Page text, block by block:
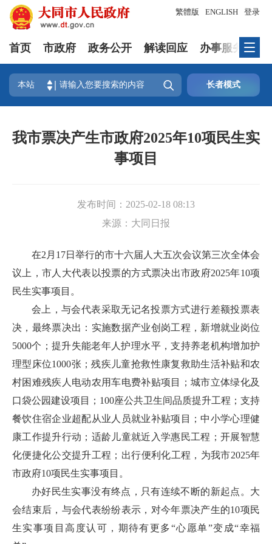
登录
繁體版 ENGLISH
首页 市政府 政务公开 解读回应 办事服务
本站  长者模式
我市票决产生市政府2025年10项民生实
事项目
发布时间： 2025-02-18 08:13
来源： 大同日报
在2月17日举行的市十六届人大五次会议第三次全体会
议上，市人大代表以投票的方式票决出市政府2025年10项
民生实事项目。
会上，与会代表采取无记名投票方式进行差额投票表
决，最终票决出：实施数据产业创岗工程，新增就业岗位
5000个；提升失能老年人护理水平，支持养老机构增加护
理型床位1000张；残疾儿童抢救性康复救助生活补贴和农
村困难残疾人电动农用车电费补贴项目；城市立体绿化及
口袋公园建设项目；100座公共卫生间品质提升工程；支持
餐饮住宿企业超配从业人员就业补贴项目；中小学心理健
康工作提升行动；适龄儿童就近入学惠民工程；开展智慧
化便捷化公交提升工程；出行便利化工程，为我市2025年
市政府10项民生实事项目。
办好民生实事没有终点，只有连续不断的新起点。大
会结束后，与会代表纷纷表示，对今年票决产生的10项民
生实事项目高度认可，期待有更多“心愿单”变成“幸福